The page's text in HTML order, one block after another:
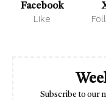
Facebook
Like
Subscribe to our